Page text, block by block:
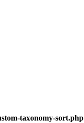
taxonomy-sort.php